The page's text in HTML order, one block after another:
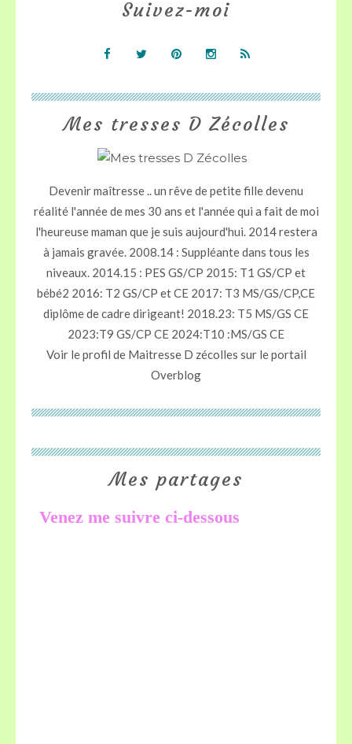
Mes tresses D Zécolles
Devenir maîtresse .. un rêve de petite fille devenu
réalité l'année de mes 30 ans et l'année qui a fait de moi
l'heureuse maman que je suis aujourd'hui. 2014 restera
à jamais gravée. 2008.14 : Suppléante dans tous les
niveaux. 2014.15 : PES GS/CP 2015: T1 GS/CP et
bébé2 2016: T2 GS/CP et CE 2017: T3 MS/GS/CP,CE
diplôme de cadre dirigeant! 2018.23: T5 MS/GS CE
2023:T9 GS/CP CE 2024:T10 :MS/GS CE
Voir le profil de Maitresse D zécolles sur le portail
Overblog
Suivez-moi
Mes partages
Venez me suivre ci-dessous